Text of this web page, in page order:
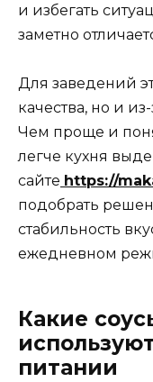
и избегать
заметно
Для заведений
качества, но и
Чем проще и
легче кухня
сайте https://
подобрать
стабильность
ежедневном
Какие
питании